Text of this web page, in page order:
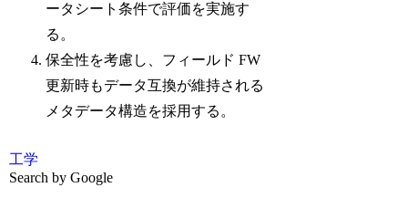
ータシート条件で評価を実施す
る。
保全性を考慮し、フィールド FW
更新時もデータ互換が維持される
メタデータ構造を採用する。
工学
Search by Google